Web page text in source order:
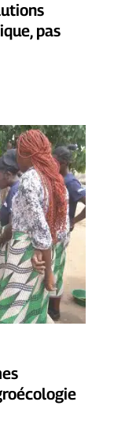
pas